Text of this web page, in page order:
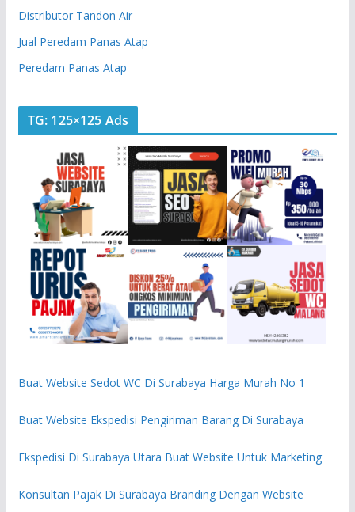
Distributor Tandon Air
Jual Peredam Panas Atap
Peredam Panas Atap
TG: 125×125 Ads
Buat Website Sedot WC Di Surabaya Harga Murah No 1
Buat Website Ekspedisi Pengiriman Barang Di Surabaya
Ekspedisi Di Surabaya Utara Buat Website Untuk Marketing
Konsultan Pajak Di Surabaya Branding Dengan Website